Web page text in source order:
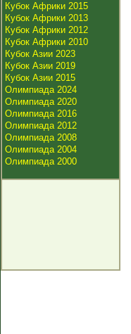
Кубок Африки 2015
Кубок Африки 2013
Кубок Африки 2012
Кубок Африки 2010
Кубок Азии 2023
Кубок Азии 2019
Кубок Азии 2015
Олимпиада 2024
Олимпиада 2020
Олимпиада 2016
Олимпиада 2012
Олимпиада 2008
Олимпиада 2004
Олимпиада 2000